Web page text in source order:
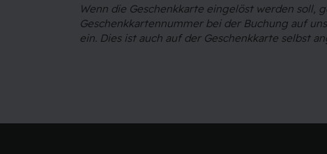
Wenn die Geschenkkarte eingelöst werden soll,
Geschenkkartennummer bei der Buchung auf
ein. Dies ist auch auf der Geschenkkarte selbst